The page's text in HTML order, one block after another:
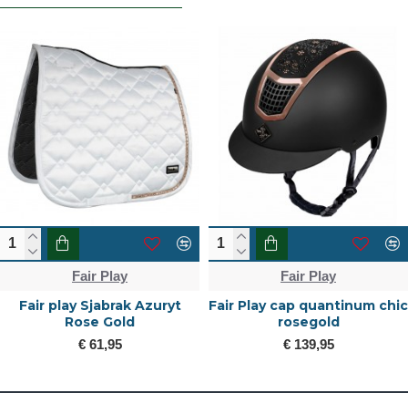
Fair Play
Fair play Sjabrak Azuryt
Rose Gold
€ 61,95
Fair Play
Fair Play cap quantinum chic
rosegold
€ 139,95